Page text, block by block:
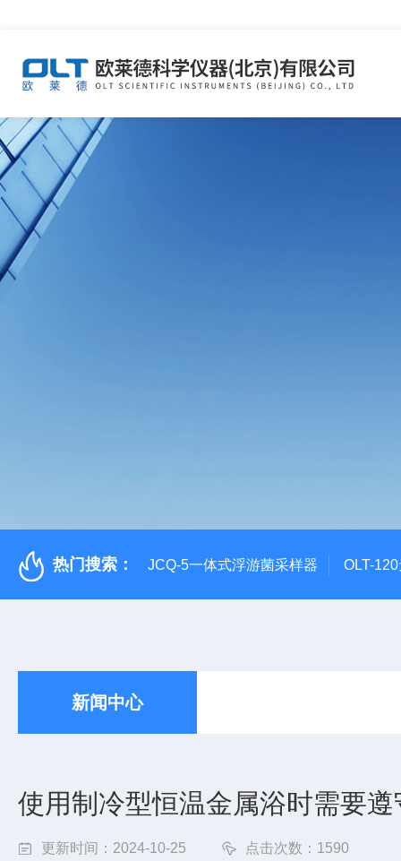
热门搜索： JCQ-5一体式浮游菌采样器 OLT-
新闻中心
使用制冷型恒温金属浴时需要
更新时间：2024-10-25 点击次数：1590